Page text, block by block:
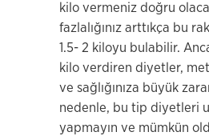
kilo vermeniz doğru
fazlalığınız arttıkça bu
1.5- 2 kiloyu bulabilir.
kilo verdiren diyetler,
ve sağlığınıza büyük
nedenle, bu tip diyetleri
yapmayın ve mümkün